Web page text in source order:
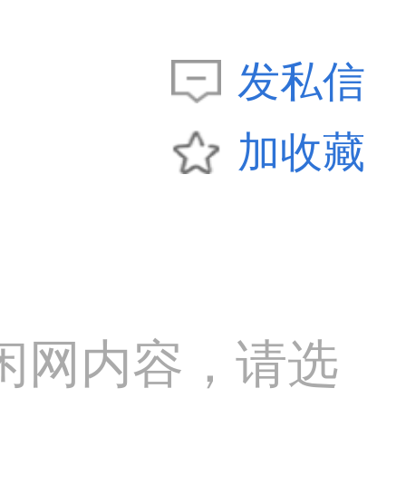
发私信
加收藏
网内容，请选